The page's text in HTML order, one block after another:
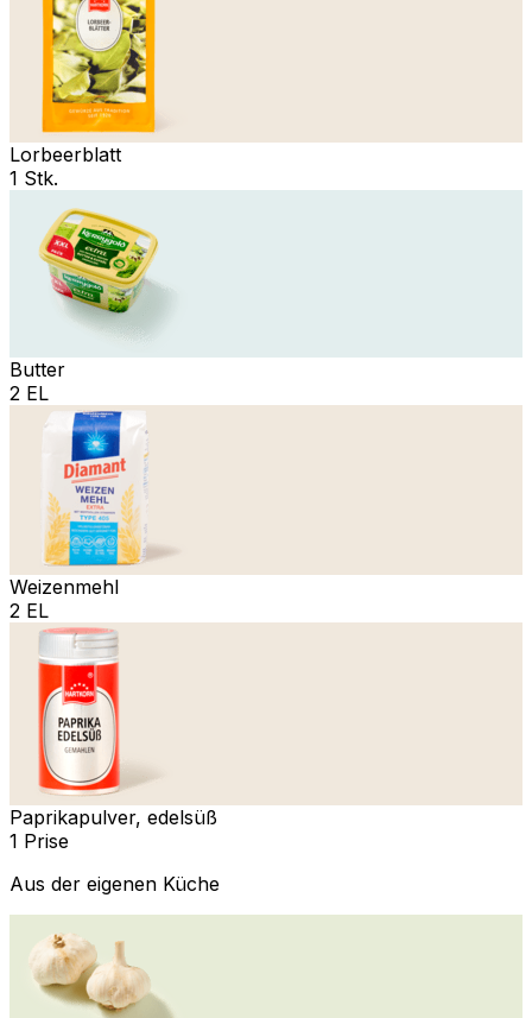
Lorbeerblatt
1 Stk.
Butter
2 EL
Weizenmehl
2 EL
Paprikapulver, edelsüß
1 Prise
Aus der eigenen Küche